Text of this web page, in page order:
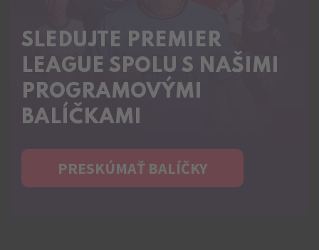
SLEDUJTE PREMIER
LEAGUE SPOLU S NAŠIMI
PROGRAMOVÝMI
BALÍČKAMI
PRESKÚMAŤ BALÍČKY